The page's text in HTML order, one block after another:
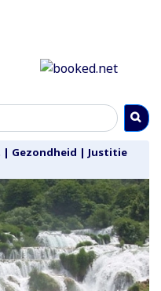
| Gezondheid | Justitie